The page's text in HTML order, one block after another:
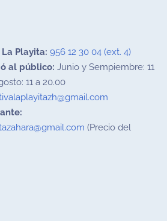
Playita: 956 12 30 04 (ext. 4)
al público: Junio y Sempiembre: 11
11 a 20.00
(Precio del